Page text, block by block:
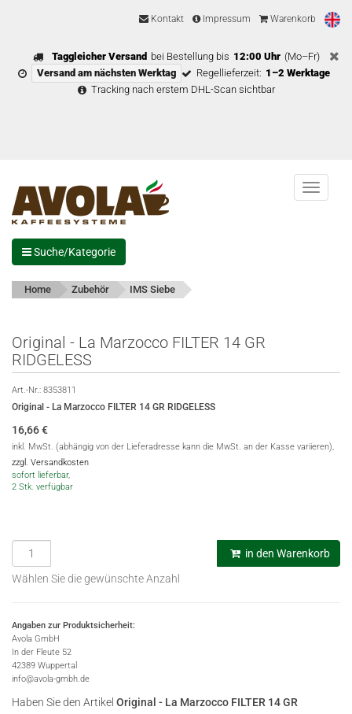
Kontakt Impressum Warenkorb
Taggleicher Versand bei Bestellung bis 12:00 Uhr (Mo–Fr)
Versand am nächsten Werktag
Regellieferzeit: 1–2 Werktage
Tracking nach erstem DHL-Scan sichtbar
Menu
Suche/Kategorie
Home Zubehör IMS Siebe
Original - La Marzocco FILTER 14 GR
RIDGELESS
Art.-Nr.: 8353811
Original - La Marzocco FILTER 14 GR RIDGELESS
16,66€
inkl. MwSt. (abhängig von der Lieferadresse kann die MwSt. an der Kasse variieren),
zzgl. Versandkosten
sofort lieferbar,
2 Stk. verfügbar
in den Warenkorb
Wählen Sie die gewünschte Anzahl
Angaben zur Produktsicherheit:
Avola GmbH
In der Fleute 52
42389 Wuppertal
info@avola-gmbh.de
Haben Sie den Artikel Original - La Marzocco FILTER 14 GR